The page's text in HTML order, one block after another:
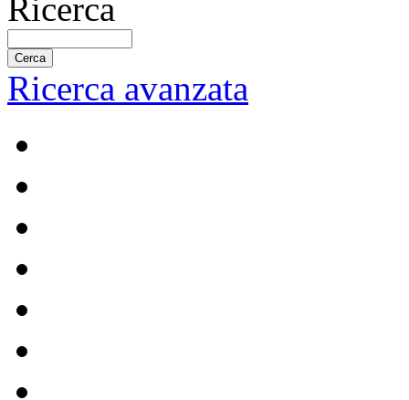
Ricerca
Ricerca avanzata